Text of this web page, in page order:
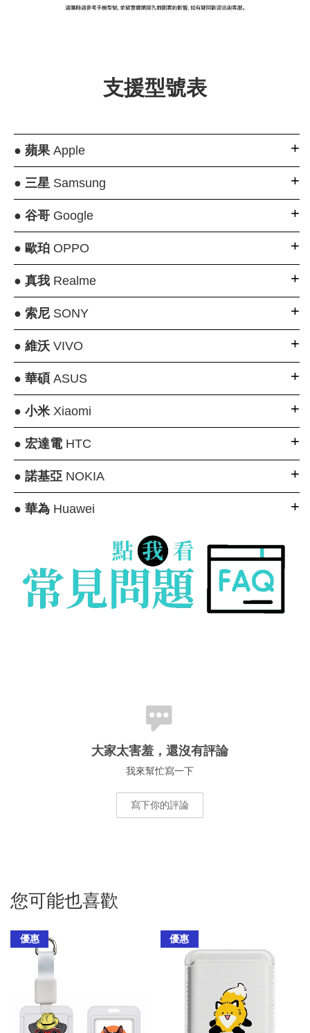
+NT$ 159
-
支援型號表
● 蘋果Apple
● 三星Samsung
● 谷哥Google
● 歐珀OPPO
● 真我Realme
● 索尼SONY
● 維沃VIVO
● 華碩 ASUS
● 小米Xiaomi
● 宏達電HTC
● 諾基亞NOKIA
● 華為Huawei
大家太害羞，還沒有評論
我來幫忙寫一下
寫下你的評論
您可能也喜歡
優惠 優惠